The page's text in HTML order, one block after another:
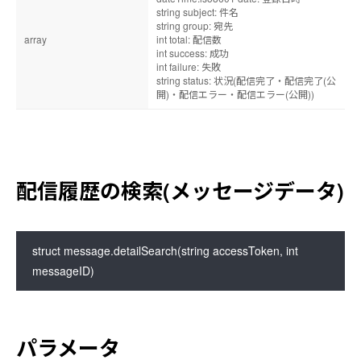
array
string subject: 件名
string group: 宛先
int total: 配信数
int success: 成功
int failure: 失敗
string status: 状況(配信完了・配信完了(公
開)・配信エラー・配信エラー(公開))
配信履歴の検索(メッセージデータ)
struct message.detailSearch(string accessToken, int
messageID)
パラメータ